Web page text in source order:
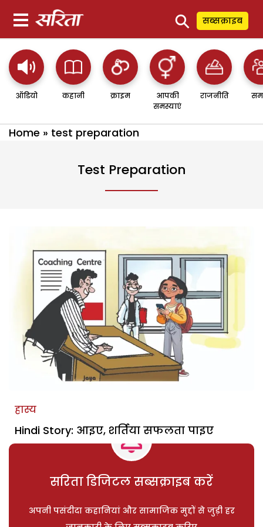
⚲ सब्सक्राइब
ऑडियो कहानी क्राइम
आपकी
समस्याएं
राजनीति
Home » test preparation
Test Preparation
हास्य
Hindi Story: आइए, शर्तिया सफलता पाइए
सरिता डिजिटल सब्सक्राइब करें
अपनी पसंदीदा कहानियां और सामाजिक मुद्दों से जुड़ी हर